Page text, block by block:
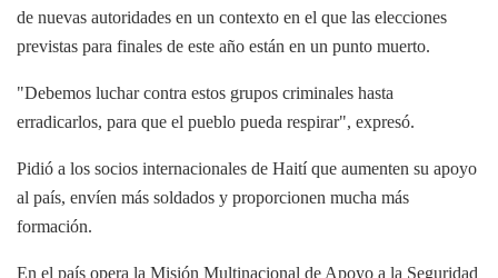
de nuevas autoridades en un contexto en el que las elecciones
previstas para finales de este año están en un punto muerto.
"Debemos luchar contra estos grupos criminales hasta
erradicarlos, para que el pueblo pueda respirar", expresó.
Pidió a los socios internacionales de Haití que aumenten su apoyo
al país, envíen más soldados y proporcionen mucha más
formación.
En el país opera la Misión Multinacional de Apoyo a la Seguridad